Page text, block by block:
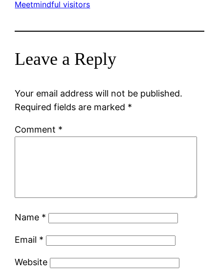
Meetmindful visitors
Leave a Reply
Your email address will not be published.
Required fields are marked *
Comment *
Name *
Email *
Website